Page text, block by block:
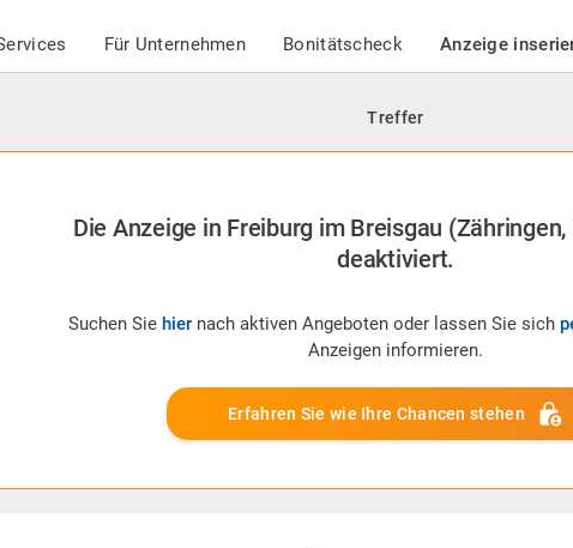
Für Unternehmen Bonitätscheck Anzeige
Treffer
Die Anzeige in Freiburg im Breisgau
deaktiviert.
Suchen Sie hier nach aktiven Angeboten oder lassen Sie sich
Anzeigen informieren.
Erfahren Sie wie Ihre Chancen stehen